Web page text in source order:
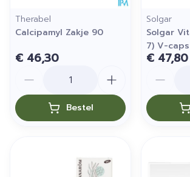
Therabel
Calcipamyl Zakje 90
€ 46,30
Bestel
Solgar
Solgar
7) V-
€ 47,80